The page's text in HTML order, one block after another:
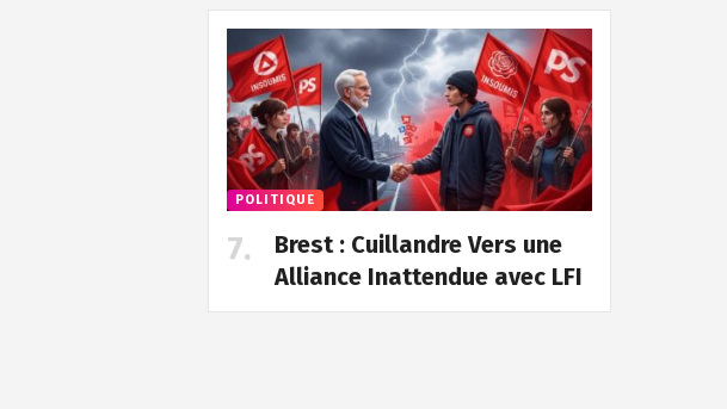
POLITIQUE
Brest : Cuillandre Vers une
Alliance Inattendue avec LFI